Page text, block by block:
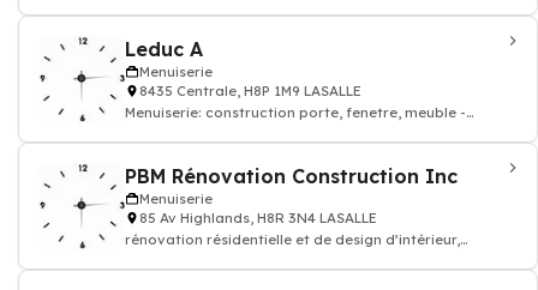
Leduc A
Menuiserie
8435 Centrale, H8P 1M9 LASALLE
Menuiserie: construction porte, fenetre, meuble -
PBM Rénovation Construction Inc
Menuiserie
85 Av Highlands, H8R 3N4 LASALLE
rénovation résidentielle et de design d’intérieur,